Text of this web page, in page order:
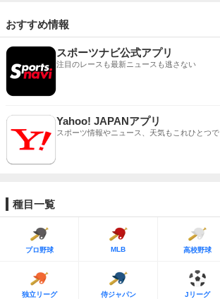
おすすめ情報
スポーツナビ公式アプリ
注目のレースも最新ニュースも逃さない
Yahoo! JAPANアプリ
スポーツ情報やニュース、天気もこれひとつで
種目一覧
プロ野球 MLB 高校野球
独立リーグ 侍ジャパン Jリーグ